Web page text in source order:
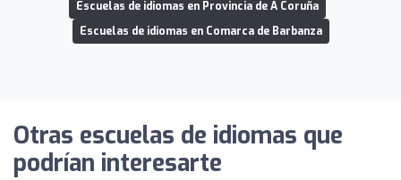
Escuelas de idiomas en Provincia de A Coruña
Escuelas de idiomas en Comarca de Barbanza
Otras escuelas de idiomas que
podrían interesarte